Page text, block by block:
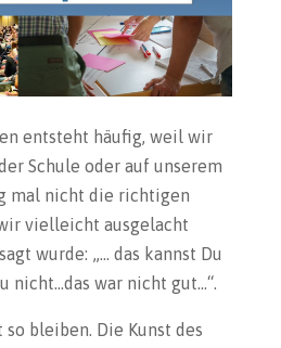
entsteht häufig, weil wir
Schule oder auf unserem
mal nicht die richtigen
vielleicht ausgelacht
wurde: „… das kannst Du
nicht…das war nicht gut…“.
so bleiben. Die Kunst des